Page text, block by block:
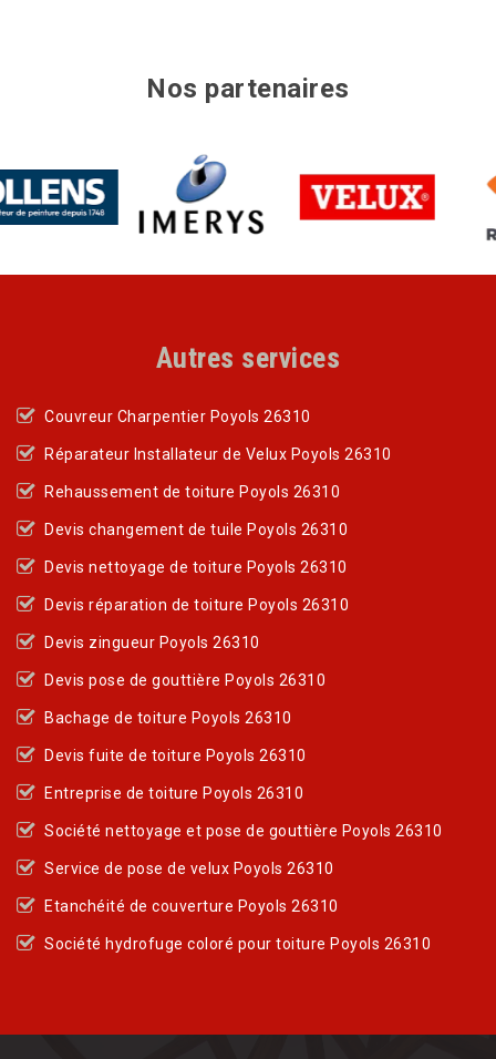
Nos partenaires
Autres services
Couvreur Charpentier Poyols 26310
Réparateur Installateur de Velux Poyols 26310
Rehaussement de toiture Poyols 26310
Devis changement de tuile Poyols 26310
Devis nettoyage de toiture Poyols 26310
Devis réparation de toiture Poyols 26310
Devis zingueur Poyols 26310
Devis pose de gouttière Poyols 26310
Bachage de toiture Poyols 26310
Devis fuite de toiture Poyols 26310
Entreprise de toiture Poyols 26310
Société nettoyage et pose de gouttière Poyols 26310
Service de pose de velux Poyols 26310
Etanchéité de couverture Poyols 26310
Société hydrofuge coloré pour toiture Poyols 26310